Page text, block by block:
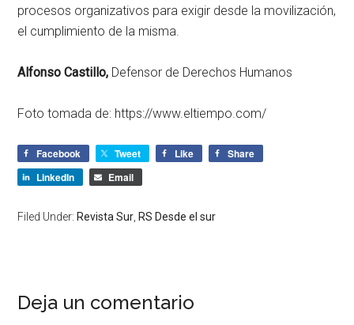
procesos organizativos para exigir desde la movilización,
el cumplimiento de la misma.
Alfonso Castillo, Defensor de Derechos Humanos
Foto tomada de: https://www.eltiempo.com/
Facebook Tweet Like
Share
LinkedIn
Email
Filed Under: Revista Sur RS Desde el sur
Deja un comentario